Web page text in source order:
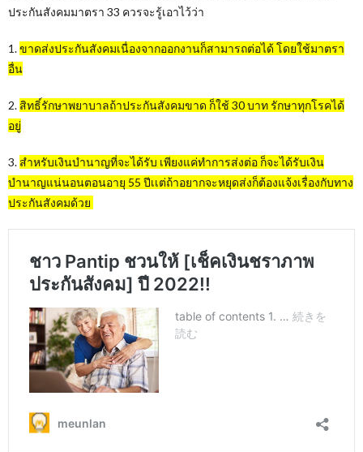
ประกันสังคมมาตรา 33 ควรจะรู้เอาไว้ว่า
1.ขาดส่งประกันสังคมเนื่องจากออกงานก็สามารถต่อได้ โดยใช้มาตรา
อื่น
2. สิทธิ์รักษาพยาบาลถ้าประกันสังคมขาด ก็ใช้ 30 บาท รักษาทุกโรคได้
อยู่
3. สำหรับเงินบำนาญที่จะได้รับ เพียงแค่ทำการส่งต่อ ก็จะได้รับเงิน
บำนาญแน่นอนตอนอายุ 55 ปีเเต่ถ้าอยากจะหยุดส่งก็ต้องแจ้งเรื่องกับทาง
ประกันสังคมด้วย